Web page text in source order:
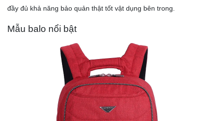
đầy đủ khả năng bảo quản thật tốt vật dụng bên trong.
Mẫu balo nổi bật